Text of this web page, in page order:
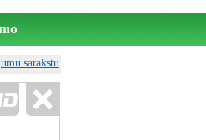
sarakstu